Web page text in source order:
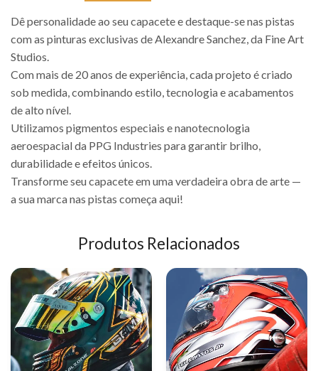
Dê personalidade ao seu capacete e destaque-se nas pistas
com as pinturas exclusivas de Alexandre Sanchez, da Fine Art
Studios.
Com mais de 20 anos de experiência, cada projeto é criado
sob medida, combinando estilo, tecnologia e acabamentos
de alto nível.
Utilizamos pigmentos especiais e nanotecnologia
aeroespacial da PPG Industries para garantir brilho,
durabilidade e efeitos únicos.
Transforme seu capacete em uma verdadeira obra de arte —
a sua marca nas pistas começa aqui!
Produtos Relacionados